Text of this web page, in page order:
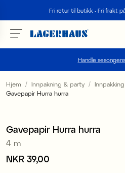
Fri retur til butikk - Fri frakt
Handle
velg språk / valuta
Hjem Innpakning & party Innpakking
Gavepapir Hurra hurra
Gavepapir Hurra hurra
4 m
Pris :NKR 39,00
NKR 39,00